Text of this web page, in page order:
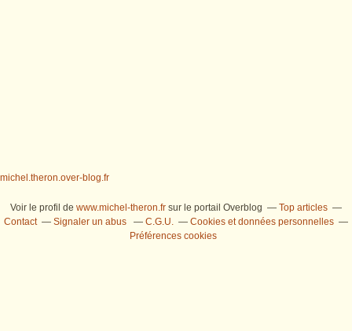
michel.theron.over-blog.fr
Voir le profil de www.michel-theron.fr sur le portail Overblog
Top articles
Contact
Signaler un abus C.G.U.
Cookies et données personnelles
Préférences cookies